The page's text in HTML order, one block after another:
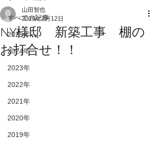
すべての記事
2025年
2024年
2023年
2022年
2021年
2020年
2019年
NY様邸 新築工事 棚の
お打合せ！！
山田智也
2016年2月12日